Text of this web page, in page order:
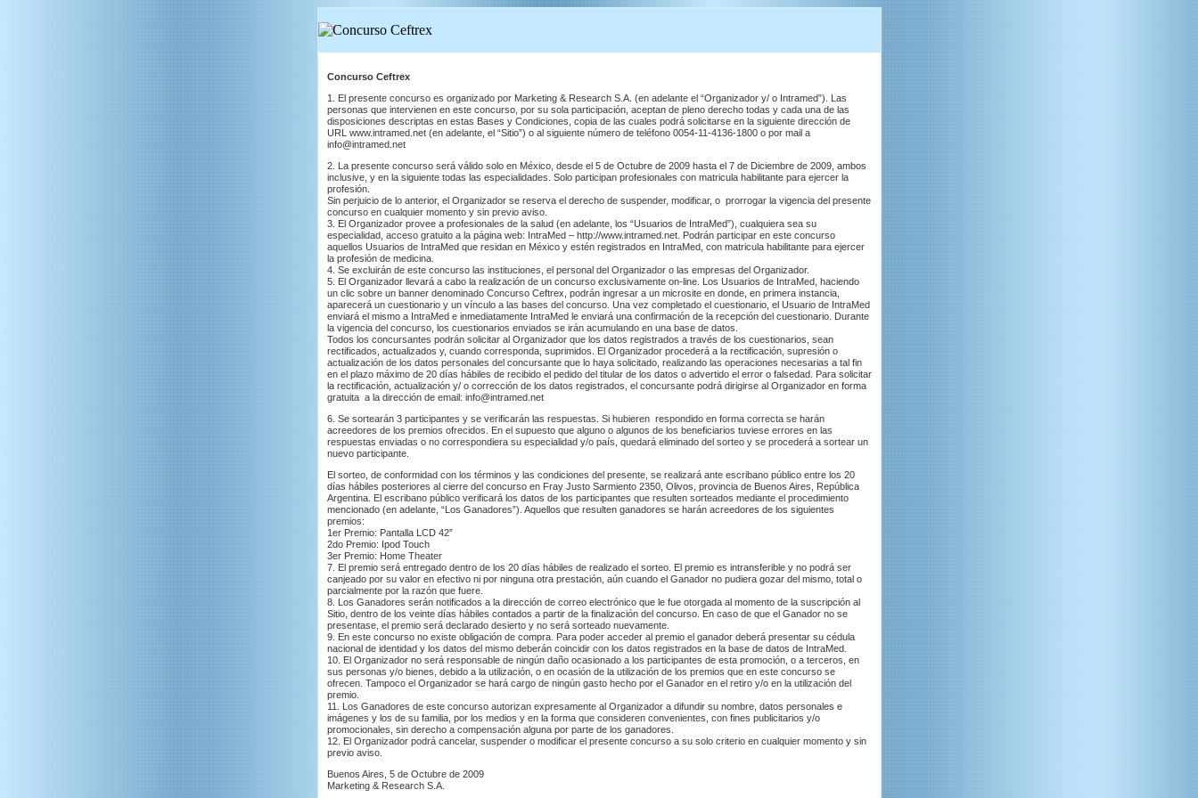
Concurso Ceftrex
1. El presente concurso es organizado por Marketing & Research S.A. (en adelante el “Organizador y/ o Intramed”). Las
personas que intervienen en este concurso, por su sola participación, aceptan de pleno derecho todas y cada una de las
disposiciones descriptas en estas Bases y Condiciones, copia de las cuales podrá solicitarse en la siguiente dirección de
URL www.intramed.net (en adelante, el “Sitio”) o al siguiente número de teléfono 0054-11-4136-1800 o por mail a
info@intramed.net
2. La presente concurso será válido solo en México, desde el 5 de Octubre de 2009 hasta el 7 de Diciembre de 2009, ambos
inclusive, y en la siguiente todas las especialidades. Solo participan profesionales con matricula habilitante para ejercer la
profesión.
Sin perjuicio de lo anterior, el Organizador se reserva el derecho de suspender, modificar, o prorrogar la vigencia del presente
concurso en cualquier momento y sin previo aviso.
3. El Organizador provee a profesionales de la salud (en adelante, los “Usuarios de IntraMed”), cualquiera sea su
especialidad, acceso gratuito a la página web: IntraMed – http://www.intramed.net. Podrán participar en este concurso
aquellos Usuarios de IntraMed que residan en México y estén registrados en IntraMed, con matricula habilitante para ejercer
la profesión de medicina.
4. Se excluirán de este concurso las instituciones, el personal del Organizador o las empresas del Organizador.
5. El Organizador llevará a cabo la realización de un concurso exclusivamente on-line. Los Usuarios de IntraMed, haciendo
un clic sobre un banner denominado Concurso Ceftrex, podrán ingresar a un microsite en donde, en primera instancia,
aparecerá un cuestionario y un vínculo a las bases del concurso. Una vez completado el cuestionario, el Usuario de IntraMed
enviará el mismo a IntraMed e inmediatamente IntraMed le enviará una confirmación de la recepción del cuestionario. Durante
la vigencia del concurso, los cuestionarios enviados se irán acumulando en una base de datos.
Todos los concursantes podrán solicitar al Organizador que los datos registrados a través de los cuestionarios, sean
rectificados, actualizados y, cuando corresponda, suprimidos. El Organizador procederá a la rectificación, supresión o
actualización de los datos personales del concursante que lo haya solicitado, realizando las operaciones necesarias a tal fin
en el plazo máximo de 20 días hábiles de recibido el pedido del titular de los datos o advertido el error o falsedad. Para solicitar
la rectificación, actualización y/ o corrección de los datos registrados, el concursante podrá dirigirse al Organizador en forma
gratuita a la dirección de email: info@intramed.net
6. Se sortearán 3 participantes y se verificarán las respuestas. Si hubieren respondido en forma correcta se harán
acreedores de los premios ofrecidos. En el supuesto que alguno o algunos de los beneficiarios tuviese errores en las
respuestas enviadas o no correspondiera su especialidad y/o país, quedará eliminado del sorteo y se procederá a sortear un
nuevo participante.
El sorteo, de conformidad con los términos y las condiciones del presente, se realizará ante escribano público entre los 20
días hábiles posteriores al cierre del concurso en Fray Justo Sarmiento 2350, Olivos, provincia de Buenos Aires, República
Argentina. El escribano público verificará los datos de los participantes que resulten sorteados mediante el procedimiento
mencionado (en adelante, “Los Ganadores”). Aquellos que resulten ganadores se harán acreedores de los siguientes
premios:
1er Premio: Pantalla LCD 42”
2do Premio: Ipod Touch
3er Premio: Home Theater
7. El premio será entregado dentro de los 20 días hábiles de realizado el sorteo. El premio es intransferible y no podrá ser
canjeado por su valor en efectivo ni por ninguna otra prestación, aún cuando el Ganador no pudiera gozar del mismo, total o
parcialmente por la razón que fuere.
8. Los Ganadores serán notificados a la dirección de correo electrónico que le fue otorgada al momento de la suscripción al
Sitio, dentro de los veinte días hábiles contados a partir de la finalización del concurso. En caso de que el Ganador no se
presentase, el premio será declarado desierto y no será sorteado nuevamente.
9. En este concurso no existe obligación de compra. Para poder acceder al premio el ganador deberá presentar su cédula
nacional de identidad y los datos del mismo deberán coincidir con los datos registrados en la base de datos de IntraMed.
10. El Organizador no será responsable de ningún daño ocasionado a los participantes de esta promoción, o a terceros, en
sus personas y/o bienes, debido a la utilización, o en ocasión de la utilización de los premios que en este concurso se
ofrecen. Tampoco el Organizador se hará cargo de ningún gasto hecho por el Ganador en el retiro y/o en la utilización del
premio.
11. Los Ganadores de este concurso autorizan expresamente al Organizador a difundir su nombre, datos personales e
imágenes y los de su familia, por los medios y en la forma que consideren convenientes, con fines publicitarios y/o
promocionales, sin derecho a compensación alguna por parte de los ganadores.
12. El Organizador podrá cancelar, suspender o modificar el presente concurso a su solo criterio en cualquier momento y sin
previo aviso.
Buenos Aires, 5 de Octubre de 2009
Marketing & Research S.A.